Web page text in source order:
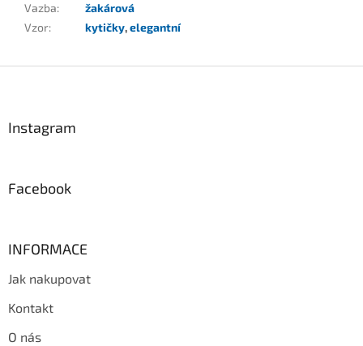
Vazba:
žakárová
Vzor: kytičky,elegantní
Instagram
Facebook
INFORMACE
Jak nakupovat
Kontakt
O nás